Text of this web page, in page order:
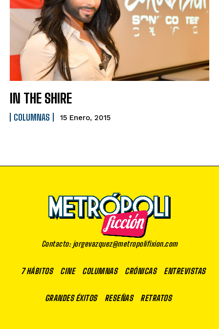
IN THE SHIRE
COLUMNAS 15 Enero, 2015
Contacto: jorgevazquez@metropolifixion.com
7 HÁBITOS CINE COLUMNAS CRÓNICAS ENTREVISTAS
GRANDES ÉXITOS RESEÑAS RETRATOS